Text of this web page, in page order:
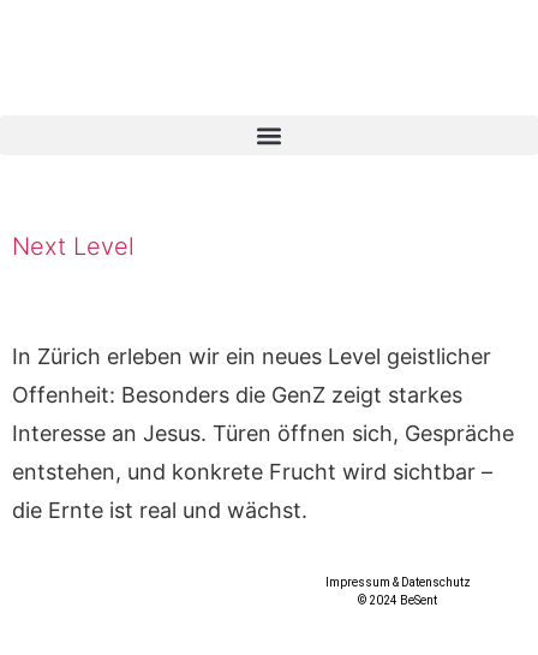
Next Level
In Zürich erleben wir ein neues Level geistlicher
Offenheit: Besonders die GenZ zeigt starkes
Interesse an Jesus. Türen öffnen sich, Gespräche
entstehen, und konkrete Frucht wird sichtbar –
die Ernte ist real und wächst.
Impressum & Datenschutz
© 2024 BeSent